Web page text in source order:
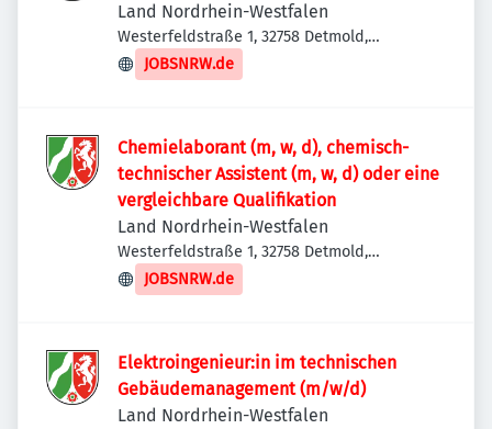
Land Nordrhein-Westfalen
Westerfeldstraße 1, 32758 Detmold,
Deutschland
JOBSNRW.de
Chemielaborant (m, w, d), chemisch-
technischer Assistent (m, w, d) oder eine
vergleichbare Qualifikation
Land Nordrhein-Westfalen
Westerfeldstraße 1, 32758 Detmold,
Deutschland
JOBSNRW.de
Elektroingenieur:in im technischen
Gebäudemanagement (m/w/d)
Land Nordrhein-Westfalen